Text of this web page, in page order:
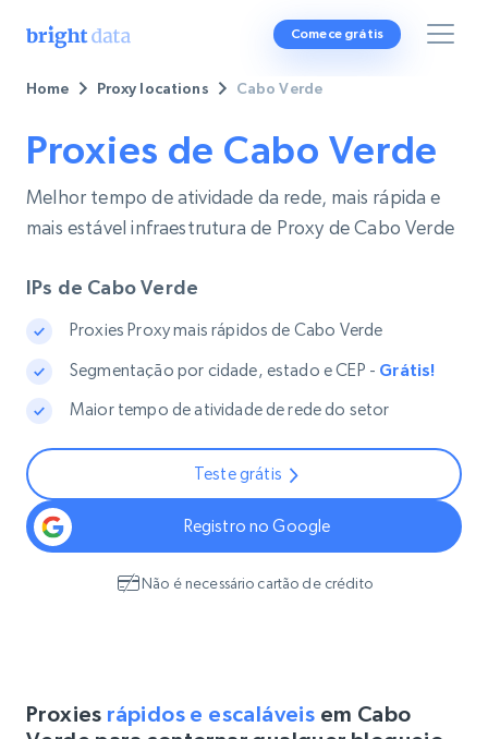
Comece grátis
Home Proxy locations Cabo Verde
Proxies de Cabo Verde
Melhor tempo de atividade da rede, mais rápida e
mais estável infraestrutura de Proxy de Cabo Verde
IPs de Cabo Verde
Proxies Proxy mais rápidos de Cabo Verde
Segmentação por cidade, estado e CEP - Grátis!
Maior tempo de atividade de rede do setor
Teste grátis
Registro no Google
Não é necessário cartão de crédito
Proxies rápidos e escaláveis em Cabo